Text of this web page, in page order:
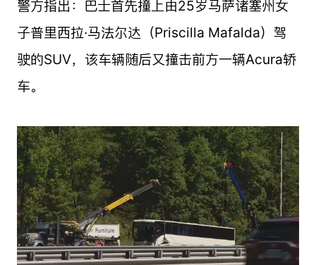
警方指出：巴士首先撞上由25岁马萨诸塞州女
子普里西拉·马法尔达（Priscilla Mafalda）驾
驶的SUV，该车辆随后又撞击前方一辆Acura轿
车。